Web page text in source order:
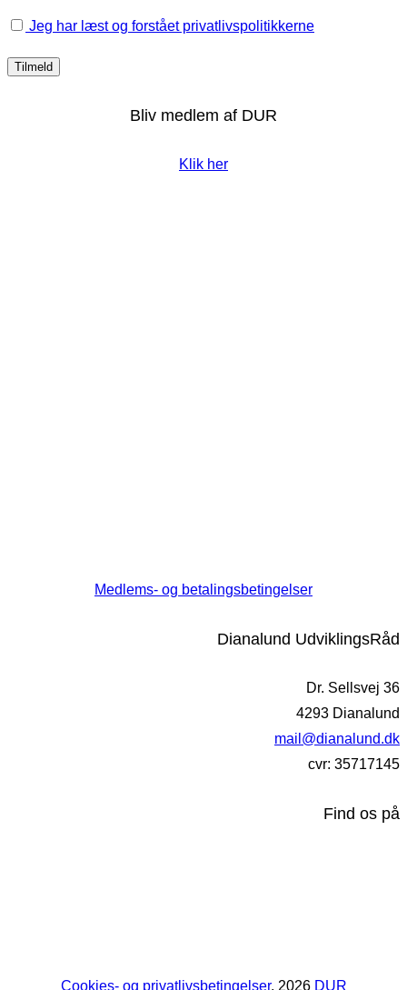
Jeg har læst og forstået privatlivspolitikkerne
Bliv medlem af DUR
Klik her
Medlems- og betalingsbetingelser
Dianalund UdviklingsRåd
Dr. Sellsvej 36
4293 Dianalund
mail@dianalund.dk
cvr: 35717145
Find os på
Cookies- og privatlivsbetingelser, 2026 DUR